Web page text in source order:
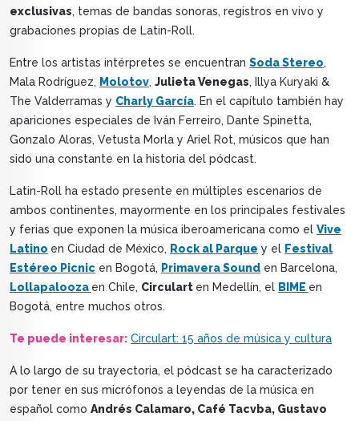
exclusivas, temas de bandas sonoras, registros en vivo y
grabaciones propias de Latin-Roll.
Entre los artistas intérpretes se encuentran Soda Stereo,
Mala Rodríguez, Molotov, Julieta Venegas, Illya Kuryaki &
The Valderramas y Charly García. En el capítulo también hay
apariciones especiales de Iván Ferreiro, Dante Spinetta,
Gonzalo Aloras, Vetusta Morla y Ariel Rot, músicos que han
sido una constante en la historia del pódcast.
Latin-Roll ha estado presente en múltiples escenarios de
ambos continentes, mayormente en los principales festivales
y ferias que exponen la música iberoamericana como el Vive
Latino en Ciudad de México, Rock al Parque y el Festival
Estéreo Picnic en Bogotá, Primavera Sound en Barcelona,
Lollapalooza en Chile, Circulart en Medellín, el BIME en
Bogotá, entre muchos otros.
Te puede interesar: Circulart: 15 años de música y cultura
A lo largo de su trayectoria, el pódcast se ha caracterizado
por tener en sus micrófonos a leyendas de la música en
español como Andrés Calamaro, Café Tacvba, Gustavo